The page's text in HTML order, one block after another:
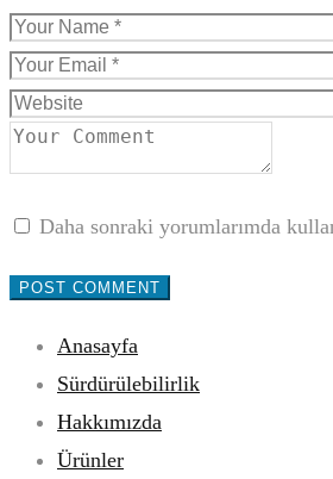
Daha sonraki yorumlarımda
Anasayfa
Sürdürülebilirlik
Hakkımızda
Ürünler